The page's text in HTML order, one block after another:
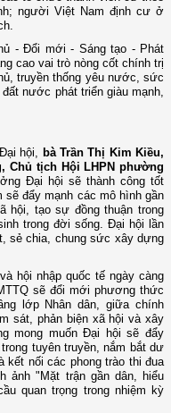
người Việt Nam định cư ở
- Đổi mới - Sáng tạo - Phát
cao vai trò nòng cốt chính trị
truyền thống yêu nước, sức
nước phát triển giàu mạnh,
hội, bà Trần Thị Kim Kiều,
Chủ tịch Hội LHPN phường
Đại hội sẽ thành công tốt
sẽ đẩy mạnh các mô hình gần
hội, tạo sự đồng thuận trong
trong đời sống. Đại hội lần
sẻ chia, chung sức xây dựng
hội nhập quốc tế ngày càng
sẽ đổi mới phương thức
lớp Nhân dân, giữa chính
sát, phản biện xã hội và xây
mong muốn Đại hội sẽ đẩy
tuyên truyền, nắm bắt dư
kết nối các phong trào thi đua
ảnh "Mặt trận gần dân, hiểu
quan trọng trong nhiệm kỳ